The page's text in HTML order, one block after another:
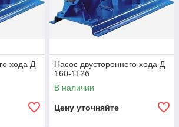
хода Д
Насос двустороннего хода Д
160-112б
В наличии
Цену уточняйте